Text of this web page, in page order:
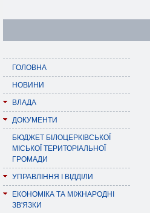
ГОЛОВНА
НОВИНИ
ВЛАДА
ДОКУМЕНТИ
БЮДЖЕТ БІЛОЦЕРКІВСЬКОЇ
МІСЬКОЇ ТЕРИТОРІАЛЬНОЇ
ГРОМАДИ
УПРАВЛІННЯ І ВІДДІЛИ
ЕКОНОМІКА ТА МІЖНАРОДНІ
ЗВ'ЯЗКИ